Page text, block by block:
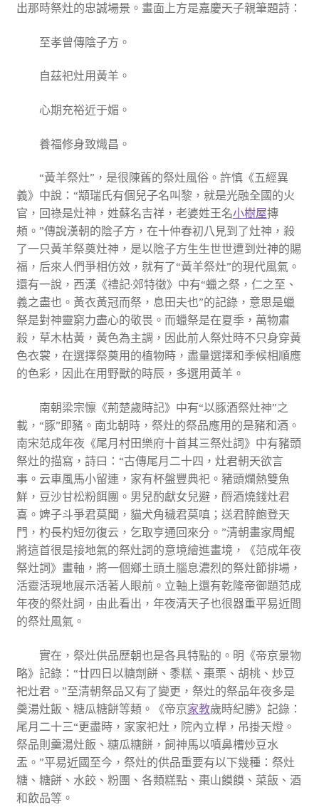
出那時祭灶的忠誠場景。畫面上方是嘉慶天子親筆題詩：
至孝曾傳陰子方。
自茲祀灶用黃羊。
心期充裕近于媚。
養福修身致熾昌。
“黃羊祭灶”，是很陳舊的祭灶風俗。許慎《五經異
義》中說：“顓瑞氏有個兒子名叫黎，就是光融全國的火
官，回祿是灶神，姓蘇名吉祥，老婆姓王名小樹屋摶
頰。”傳說漢朝的陰子方，在十仲春初八見到了灶神，殺
了一只黃羊祭奠灶神，是以陰子方生生世世遭到灶神的賜
福，后來人們爭相仿效，就有了“黃羊祭灶”的現代風氣。
還有一說，西漢《禮記·郊特徵》中有“蠟之祭，仁之至、
義之盡也。黃衣黃冠而祭，息田夫也”的記錄，意思是蠟
祭是對神靈窮力盡心的敬畏。而蠟祭是在夏季，萬物肅
殺，草木枯黃，黃色為主調，因此前人祭灶時不只身穿黃
色衣裳，在選擇祭奠用的植物時，盡量選擇和季候相順應
的色彩，因此在用野獸的時辰，多選用黃羊。
南朝梁宗懔《荊楚歲時記》中有“以豚酒祭灶神”之
載，“豚”即豬。南北朝時，祭灶的祭品應用的是豬和酒。
南宋范成年夜《尾月村田樂府十首其三祭灶詞》中有豬頭
祭灶的描寫，詩曰：“古傳尾月二十四，灶君朝天欲言
事。云車風馬小留連，家有杯盤豐典祀。豬頭爛熱雙魚
鮮，豆沙甘松粉餌團。男兒酌獻女兒避，酹酒燒錢灶君
喜。婢子斗爭君莫聞，貓犬角穢君莫嗔；送君醉飽登天
門，杓長杓短勿復云，乞取亨通回來分。”清朝畫家周鯤
將這首很是接地氣的祭灶詞的意境繪進畫境，《范成年夜
祭灶詞》畫軸，將一個鄉土頭土腦息濃烈的祭灶節排場，
活靈活現地展示活著人眼前。立軸上還有乾隆帝御題范成
年夜的祭灶詞，由此看出，年夜清天子也很器重平易近間
的祭灶風氣。
實在，祭灶供品歷朝也是各具特點的。明《帝京景物
略》記錄：“廿四日以糖劑餅、黍糕、棗栗、胡桃、炒豆
祀灶君。”至清朝祭品又有了變更，祭灶的祭品年夜多是
羹湯灶飯、糖瓜糖餅等類。《帝京家教歲時紀勝》記錄：
尾月二十三“更盡時，家家祀灶，院內立桿，吊掛天燈。
祭品則羹湯灶飯、糖瓜糖餅，飼神馬以噴鼻槽炒豆水
盂。”平易近國至今，祭灶的供品重要有以下幾種：祭灶
糖、糖餅、水餃、粉團、各類糕點、棗山饃饃、菜飯、酒
和飲品等。